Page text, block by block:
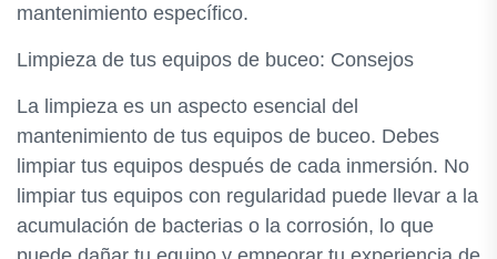
mantenimiento específico.
Limpieza de tus equipos de buceo: Consejos
La limpieza es un aspecto esencial del
mantenimiento de tus equipos de buceo. Debes
limpiar tus equipos después de cada inmersión. No
limpiar tus equipos con regularidad puede llevar a la
acumulación de bacterias o la corrosión, lo que